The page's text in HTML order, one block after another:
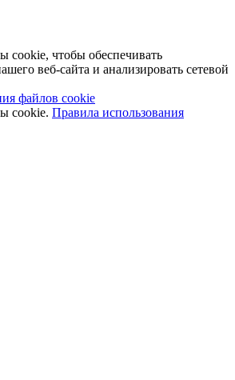
cookie, чтобы обеспечивать
веб-сайта и анализировать сетевой
файлов cookie
cookie. Правила использования